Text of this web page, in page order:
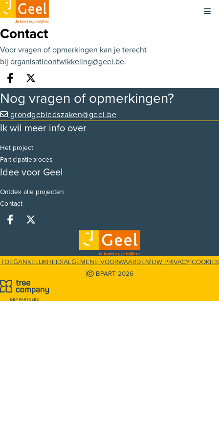
Contact
Voor vragen of opmerkingen kan je terecht
bij organisatieontwikkeling@geel.be.
Deel op facebook
Deel op X
Nog vragen of opmerkingen?
grondgebiedszaken@geel.be
Ik wil meer info over
Het project
Participatieproces
Idee voor Geel
Ontdek alle projecten
Contact
Deel op facebook
Deel op X
TOEGANKELIJKHEID|ALGEMENE VOORWAARDEN|UW PRIVACY|COOKIES
| BPART 2026